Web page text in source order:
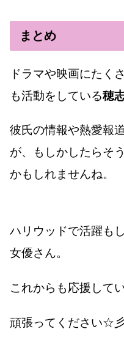
まとめ
ドラマや映画にたく
も活動をしている穂
彼氏の情報や熱愛報
が、もしかしたらそ
かもしれませんね。
ハリウッドで活躍も
女優さん。
これからも応援して
頑張ってください☆